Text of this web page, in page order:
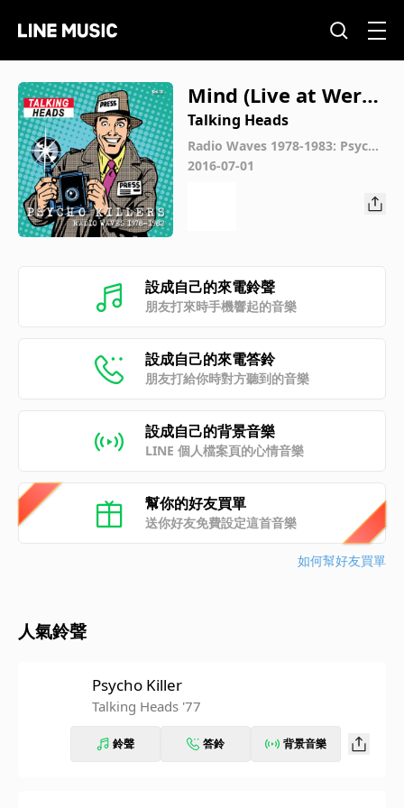
Mind (Live at Werch
terpark Festival, Be
lgium)
Talking Heads
Radio Waves 1978-1983: Psycho
Killers, Vol. 2 (Live)
2016-07-01
設成自己的來電鈴聲
朋友打來時手機響起的音樂
設成自己的來電答鈴
朋友打給你時對方聽到的音樂
設成自己的背景音樂
LINE 個人檔案頁的心情音樂
幫你的好友買單
送你好友免費設定這首音樂
如何幫好友買單
人氣鈴聲
Psycho Killer
Talking Heads '77
鈴聲 答鈴 背景音樂